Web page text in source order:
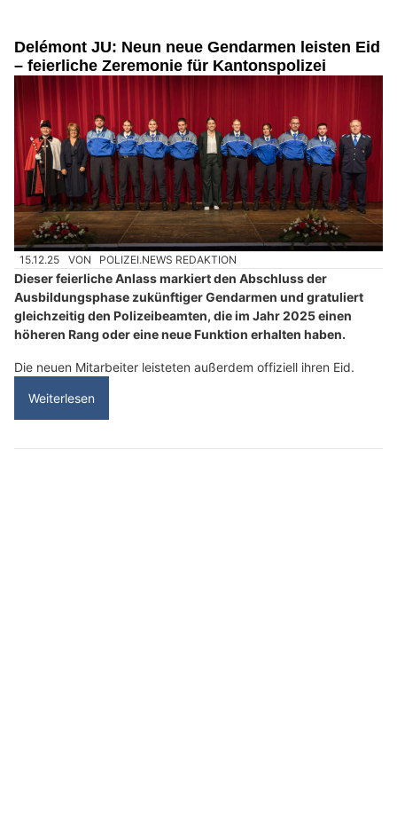
Delémont JU: Neun neue Gendarmen leisten Eid
– feierliche Zeremonie für Kantonspolizei
15.12.25 VON POLIZEI.NEWS REDAKTION
Dieser feierliche Anlass markiert den Abschluss der
Ausbildungsphase zukünftiger Gendarmen und gratuliert
gleichzeitig den Polizeibeamten, die im Jahr 2025 einen
höheren Rang oder eine neue Funktion erhalten haben.
Die neuen Mitarbeiter leisteten außerdem offiziell ihren Eid.
Weiterlesen